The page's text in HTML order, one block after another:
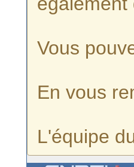
Vous
En vous
L'équipe